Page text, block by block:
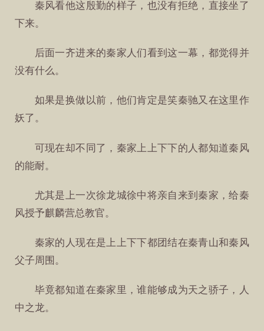
秦风看他这殷勤的样子，也没有拒绝，直接坐了
下来。
后面一齐进来的秦家人们看到这一幕，都觉得并
没有什么。
如果是换做以前，他们肯定是笑秦驰又在这里作
妖了。
可现在却不同了，秦家上上下下的人都知道秦风
的能耐。
尤其是上一次徐龙城徐中将亲自来到秦家，给秦
风授予麒麟营总教官。
秦家的人现在是上上下下都团结在秦青山和秦风
父子周围。
毕竟都知道在秦家里，谁能够成为天之骄子，人
中之龙。